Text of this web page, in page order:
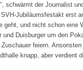
schwärmt der Journalist
Jubiläumsfestakt erst
geht, und nicht schon eine
und Duisburger um den
feiern.
knapp, aber verdient